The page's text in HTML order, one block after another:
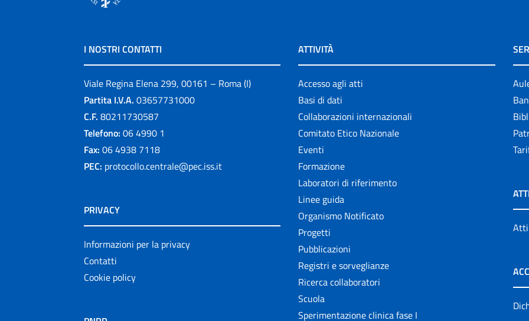
I NOSTRI CONTATTI
Viale Regina Elena 299, 00161 – Roma (I)
Partita I.V.A. 03657731000
C.F. 80211730587
Telefono: 06 4990 1
Fax: 06 4938 7118
PEC: protocollo.centrale@pec.iss.it
PRIVACY
Informazioni per la privacy
Contatti
Cookie policy
ATTIVITÀ
Accesso agli atti
Basi di dati
Collaborazioni internazionali
Comitato Etico Nazionale
Eventi
Formazione
Laboratori di riferimento
Linee guida
Organismo Notificato
Progetti
Pubblicazioni
Registri e sorveglianze
Ricerca collaboratori
Scuola
Sperimentazione clinica fase I
Atti